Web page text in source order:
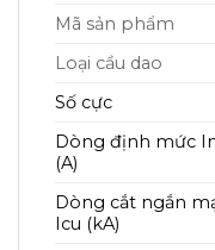
Mã sản phẩm
Loại cầu dao
Số cực
Dòng định mức
(A)
Dòng cắt ngắn
Icu (kA)